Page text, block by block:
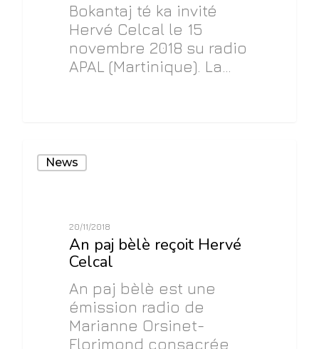
Bokantaj té ka invité
Hervé Celcal le 15
novembre 2018 su radio
APAL (Martinique). La…
News
20/11/2018
An paj bèlè reçoit Hervé
Celcal
An paj bèlè est une
émission radio de
Marianne Orsinet-
Florimond consacrée